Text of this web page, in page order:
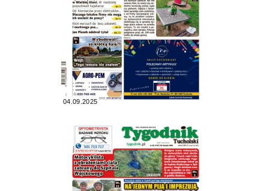
04.09.2025